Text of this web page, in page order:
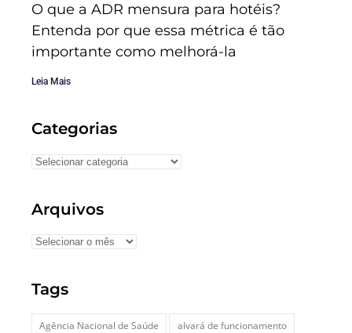
O que a ADR mensura para hotéis?
Entenda por que essa métrica é tão
importante como melhorá-la
Leia Mais
Categorias
Arquivos
Tags
Agência Nacional de Saúde
alvará de funcionamento